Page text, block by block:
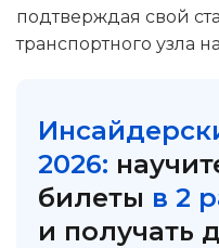
подтверждая свой
транспортного узла
2026:
билеты в 2
и получать